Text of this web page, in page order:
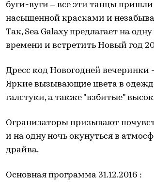
буги-вуги – все эти танцы
насыщенной красками и
Так, Sea Galaxy предлагает на
времени и встретить Новый год
Дресс код Новогодней вечеринки
Яркие вызывающие цвета в
галстуки, а также "взбитые"
Огранизаторы призывают
и на одну ночь окунуться в
драйва.
Основная программа 31.12.2016 :